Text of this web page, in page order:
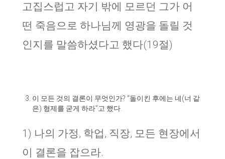
고집스럽고 자기 밖에 모르던 그가 어
떤 죽음으로 하나님께 영광을 돌릴 것
인지를 말씀하셨다고 했다(19절)
이 모든 것의 결론이 무엇인가? “돌이킨 후에는 네(너 같
은) 형제를 굳게 하라”고 했다.
1) 나의 가정, 학업, 직장, 모든 현장에서
이 결론을 잡으라.